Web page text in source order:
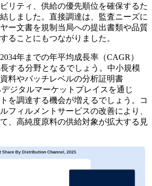
リティ、供給の優先順位を確保するた
しました。直接調達は、監査ニーズに
ー文書を規制当局への提出書類や品質
ることにもつながりました。
年までの年平均成長率（CAGR）
する分野となるでしょう。中小規模
料やバッチレベルの分析証明書
デジタルマーケットプレイスを通じ
を調達する機会が増えるでしょう。コ
フィルメントサービスの改善により、
、高純度原料の供給対象が拡大する見